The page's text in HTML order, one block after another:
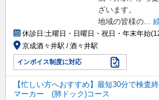
ざいます。
地域の皆様の...
休診日:土曜日・日曜日・祝日・年末年始
京成酒々井駅 / 酒々井駅
インボイス制度に対応
【忙しい方へおすすめ】最短30分で検
マーカー (肺ドック)コース